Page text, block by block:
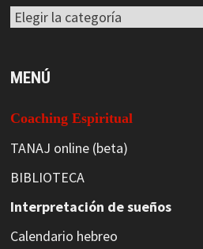
Categorías
MENÚ
Coaching Espiritual
TANAJ online (beta)
BIBLIOTECA
Interpretación de sueños
Calendario hebreo